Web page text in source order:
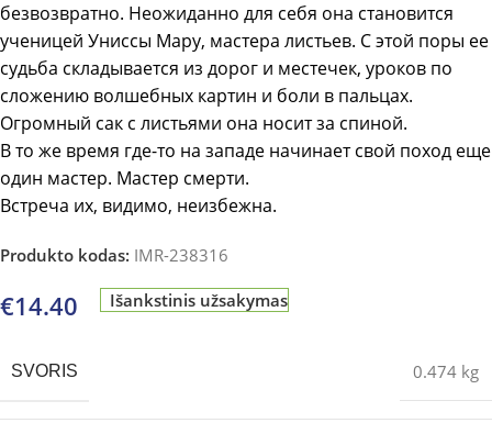
безвозвратно. Неожиданно для себя она становится
ученицей Униссы Мару, мастера листьев. С этой поры ее
судьба складывается из дорог и местечек, уроков по
сложению волшебных картин и боли в пальцах.
Огромный сак с листьями она носит за спиной.
В то же время где-то на западе начинает свой поход еще
один мастер. Мастер смерти.
Встреча их, видимо, неизбежна.
Produkto kodas: IMR-238316
€14.40 Išankstinis užsakymas
SVORIS 0.474 kg